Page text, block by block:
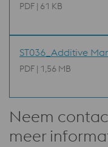
PDF | 61 KB
ST036_Additive
PDF | 1,56 MB
Neem
meer